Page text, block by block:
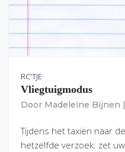
RC'TJE
Vliegtuigmodus
Door Madeleine Bijnen
Tijdens het taxiën naar
hetzelfde verzoek: zet